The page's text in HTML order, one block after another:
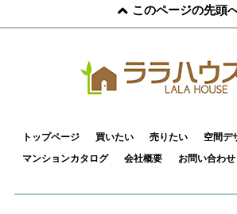
このページの先頭
トップページ 買いたい 売りたい
空間デ
マンションカタログ
会社概要 お問い合わせ